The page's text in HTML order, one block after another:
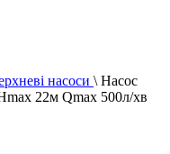
насоси \ Насос
22м Qmax 500л/хв